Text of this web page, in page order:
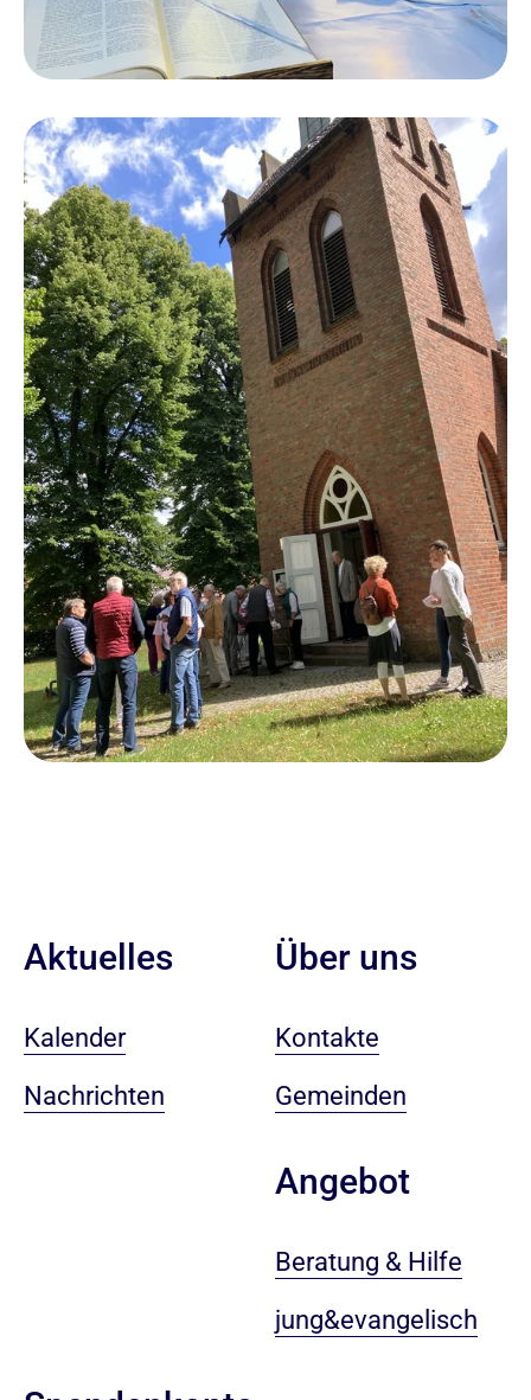
Aktuelles
Kalender
Nachrichten
Über uns
Kontakte
Gemeinden
Angebot
Beratung & Hilfe
jung&evangelisch